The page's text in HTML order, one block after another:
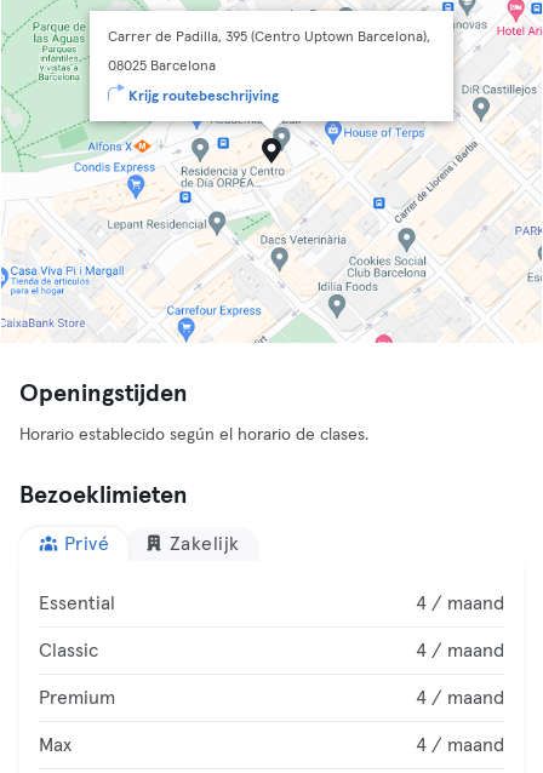
Carrer de Padilla, 395 (Centro Uptown Barcelona),
08025 Barcelona
Krijg routebeschrijving
Openingstijden
Horario establecido según el horario de clases.
Bezoeklimieten
Privé Zakelijk
Essential 4 / maand
Classic 4 / maand
Premium 4 / maand
Max 4 / maand